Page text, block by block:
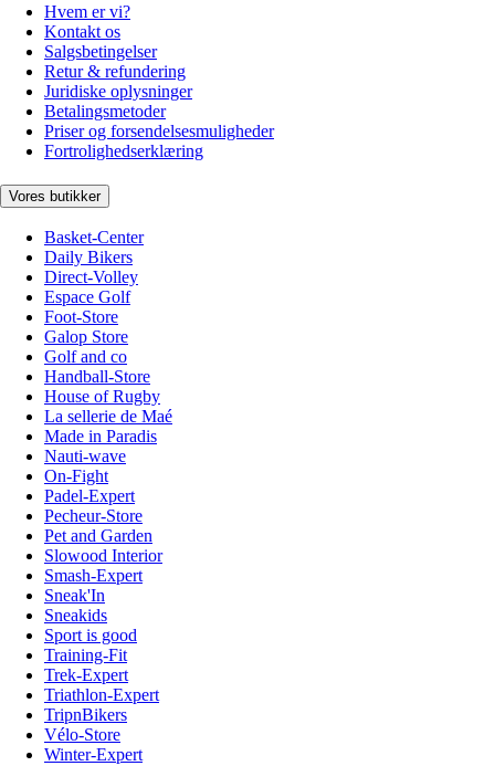
Hvem er vi?
Kontakt os
Salgsbetingelser
Retur & refundering
Juridiske oplysninger
Betalingsmetoder
Priser og forsendelsesmuligheder
Fortrolighedserklæring
Vores butikker
Basket-Center
Daily Bikers
Direct-Volley
Espace Golf
Foot-Store
Galop Store
Golf and co
Handball-Store
House of Rugby
La sellerie de Maé
Made in Paradis
Nauti-wave
On-Fight
Padel-Expert
Pecheur-Store
Pet and Garden
Slowood Interior
Smash-Expert
Sneak'In
Sneakids
Sport is good
Training-Fit
Trek-Expert
Triathlon-Expert
TripnBikers
Vélo-Store
Winter-Expert